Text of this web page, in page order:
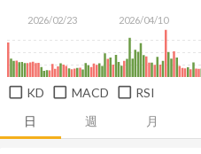
日 週 月
2026/02/23 2026/04/10
KD MACD RSI